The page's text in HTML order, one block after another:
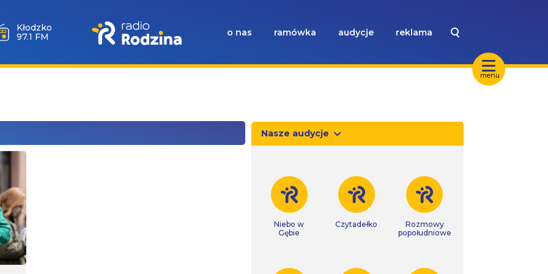
menu
Wołów
99.6 FM
o nas ramówka audycje reklama
Nasze audycje
Niebo w
Gębie
Czytadełko
Rozmowy
popołudniowe